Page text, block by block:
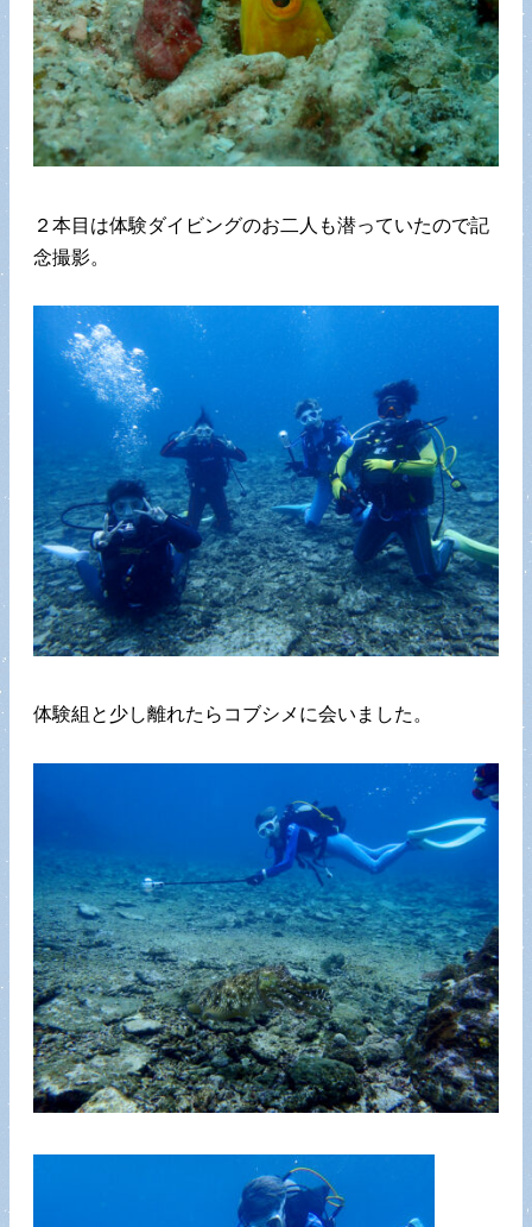
２本目は体験ダイビングのお二人も潜っていたので記
念撮影。
体験組と少し離れたらコブシメに会いました。